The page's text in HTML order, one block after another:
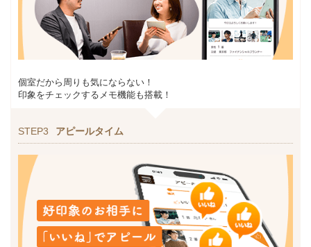
個室だから周りも気にならない！
印象をチェックするメモ機能も搭載！
STEP3 アピールタイム